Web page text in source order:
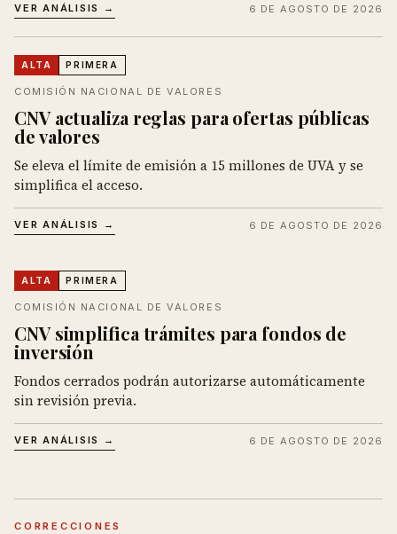
VER ANÁLISIS → 6 DE AGOSTO DE 2026
ALTA PRIMERA
COMISIÓN NACIONAL DE VALORES
CNV actualiza reglas para ofertas públicas
de valores
Se eleva el límite de emisión a 15 millones de UVA y se
simplifica el acceso.
VER ANÁLISIS → 6 DE AGOSTO DE 2026
ALTA PRIMERA
COMISIÓN NACIONAL DE VALORES
CNV simplifica trámites para fondos de
inversión
Fondos cerrados podrán autorizarse automáticamente
sin revisión previa.
VER ANÁLISIS → 6 DE AGOSTO DE 2026
CORRECCIONES